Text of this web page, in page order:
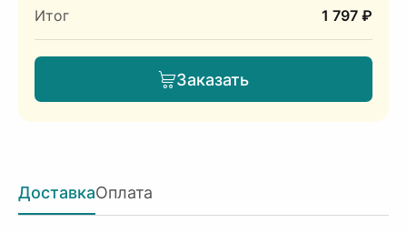
Итог 1 797 ₽
Заказать
ДоставкаОплата